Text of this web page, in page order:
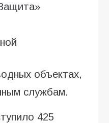
объектах,
службам.
425